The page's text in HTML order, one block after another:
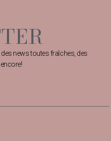
news toutes fraîches, des